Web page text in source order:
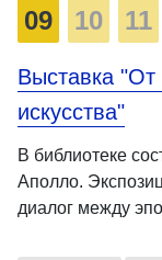
09 10 11
Выставка
искусства"
В библиотеке
Аполло.
диалог между